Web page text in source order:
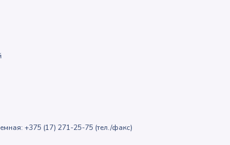
+375 (17) 271-25-75 (тел./факс)